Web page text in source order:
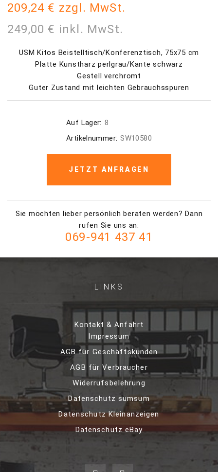
209,24 € zzgl. MwSt.
249,00 € inkl. MwSt.
USM Kitos Beistelltisch/Konferenztisch, 75x75 cm
Platte Kunstharz perlgrau/Kante schwarz
Gestell verchromt
Guter Zustand mit leichten Gebrauchsspuren
Auf Lager: 8
Artikelnummer: SW10580
JETZT ANFRAGEN
Sie möchten lieber persönlich beraten werden? Dann
rufen Sie uns an:
069-941 437 41
LINKS
Kontakt & Anfahrt
Impressum
AGB für Geschäftskunden
AGB für Verbraucher
Widerrufsbelehrung
Datenschutz sumsum
Datenschutz Kleinanzeigen
Datenschutz eBay